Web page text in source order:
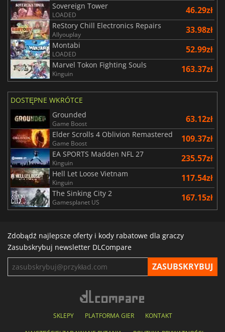
Sovereign Tower
LOADED 46.29zł
ReStory Chill Electronics Repairs
Allyouplay 33.98zł
Montabi
LOADED 52.99zł
Marvel Tokon Fighting Souls
Kinguin 163.37zł
DOSTĘPNE WKRÓTCE
Grounded
Game Boost 63.12zł
Elder Scrolls 4 Oblivion Remastered
Game Boost 109.37zł
EA SPORTS Madden NFL 27
Kinguin 235.57zł
Hell Let Loose Vietnam
Kinguin 117.54zł
The Sinking City 2
Gamesplanet US 167.15zł
Zdobądź najlepsze oferty i kody rabatowe dla graczy
Zasubskrybuj newsletter DLCompare
SKLEPY PLATFORMA GIER KONTAKT